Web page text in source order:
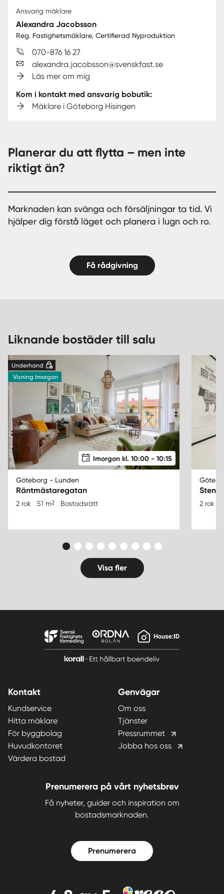
Ansvarig mäklare
Alexandra Jacobsson
Reg. Fastighetsmäklare, Certifierad Nyproduktion
070-876 16 27
alexandra.jacobsson@svenskfast.se
Läs mer om mig
Kom i kontakt med ansvarig bobutik:
Mäklare i Göteborg Hisingen
Planerar du att flytta – men inte
riktigt än?
Marknaden kan svänga och försäljningar ta tid. Vi
hjälper dig förstå läget och planera i lugn och ro.
Få rådgivning
Liknande bostäder till salu
Underhand
Visning Imorgon
Imorgon kl. 10:00 - 10:15
Göteborg - Lunden
Räntmästaregatan
2 rok 51 m2 Bostadsrätt 2 rok
Visa fler
Kontakt
Kundservice
Hitta mäklare
För byggbolag
Huvudkontoret
Värdera bostad
Genvägar
Om oss
Tjänster
Pressrummet
Jobba hos oss
Prenumerera på vårt nyhetsbrev
Få nyheter, guider och inspiration om
bostadsmarknaden.
Prenumerera